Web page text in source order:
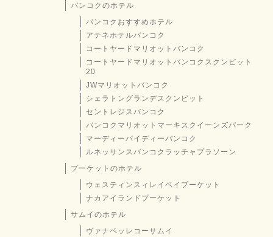
バンコクのホテル
バンコクおすすめホテル
アテネホテルバンコク
コートヤードマリオットバンコク
コートヤードマリオットバンコクスクンビット
20
JWマリオットバンコク
シェラトングランデスクンビット
セントレジスバンコク
バンコクマリオットマーキスクイーンズパーク
マーディーパイディーバンコク
ルネッサンスバンコクラッチャプラソーン
プーケットのホテル
ウェスティンスィレイベイプーケット
ナカアイランドプーケット
サムイのホテル
ヴァナベッレコーサムイ